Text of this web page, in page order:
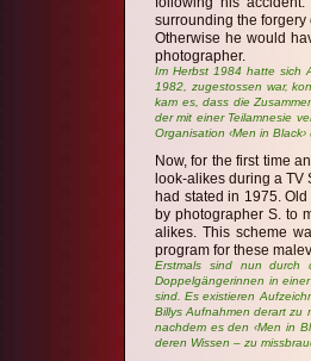
surrounding the
Otherwise he would
photographer.
Im Herbst 1984 hatte sich
1982, zugestossen war,
kam es, dass die
der mit einer Teilamnesie
Organisation ‹Men in
Now, for the first time
look-alikes during a
had stated in 1975.
by photographer S. to
alikes. This scheme
program for these
Erstmals sind nun durch
Doppelgängerinnen in
sind. Es existieren
Billys Aufnahmen derart zu
nachdem es den ‹Men in
deren Wissen – zu